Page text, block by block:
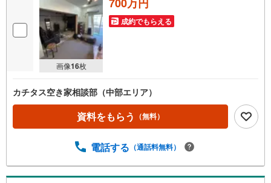
画像16枚
成約でもらえる
カチタス空き家相談部（中部エリア）
資料をもらう （無料）
電話する （通話料無料）